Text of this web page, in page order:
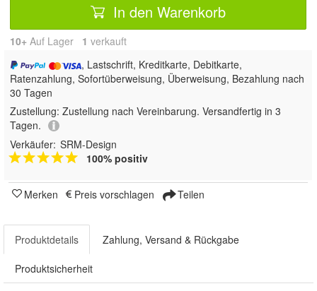
In den Warenkorb
10+ Auf Lager 1 verkauft
, Lastschrift, Kreditkarte, Debitkarte,
Ratenzahlung, Sofortüberweisung, Überweisung, Bezahlung nach
30 Tagen
Zustellung: Zustellung nach Vereinbarung. Versandfertig in 3
Tagen.
Verkäufer: SRM-Design
100% positiv
Merken Preis vorschlagen Teilen
Produktdetails Zahlung, Versand & Rückgabe
Produktsicherheit